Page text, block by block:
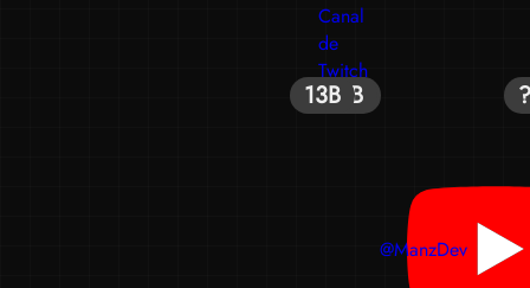
Canal
de
Twitch
@ManzDev
21B
19B
13B